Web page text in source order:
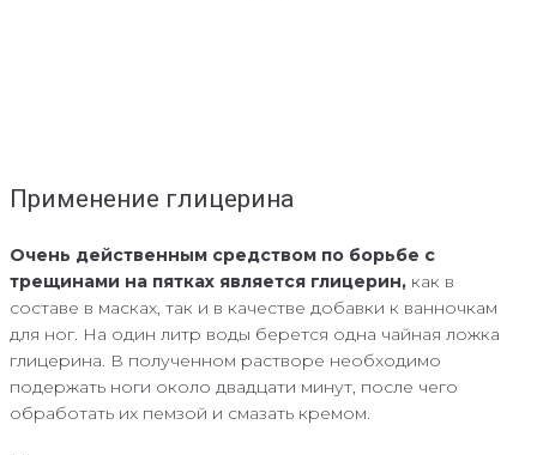
Применение глицерина
Очень действенным средством по борьбе с
трещинами на пятках является глицерин, как в
составе в масках, так и в качестве добавки к ванночкам
для ног. На один литр воды берется одна чайная ложка
глицерина. В полученном растворе необходимо
подержать ноги около двадцати минут, после чего
обработать их пемзой и смазать кремом.